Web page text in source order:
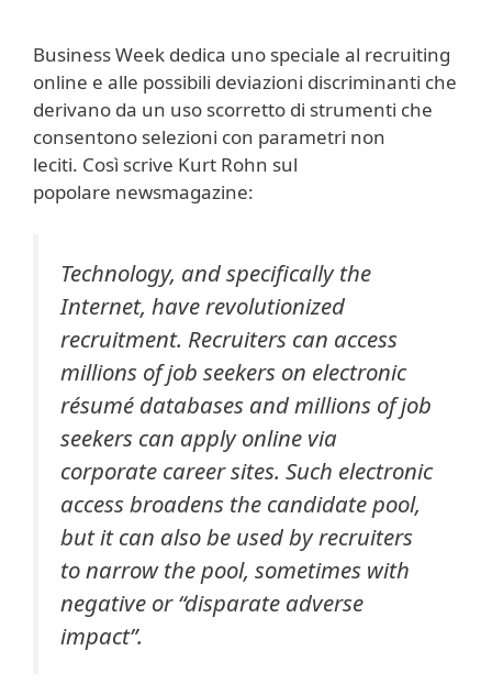
Business Week dedica uno speciale al recruiting
online e alle possibili deviazioni discriminanti che
derivano da un uso scorretto di strumenti che
consentono selezioni con parametri non
leciti. Così scrive Kurt Rohn sul
popolare newsmagazine:
Technology, and specifically the
Internet, have revolutionized
recruitment. Recruiters can access
millions of job seekers on electronic
résumé databases and millions of job
seekers can apply online via
corporate career sites. Such electronic
access broadens the candidate pool,
but it can also be used by recruiters
to narrow the pool, sometimes with
negative or “disparate adverse
impact”.